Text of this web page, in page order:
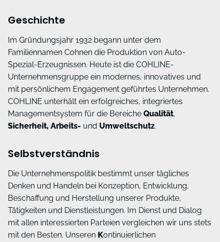
Geschichte
Im Gründungsjahr 1932 begann unter dem
Familiennamen Cohnen die Produktion von Auto-
Spezial-Erzeugnissen. Heute ist die COHLINE-
Unternehmensgruppe ein modernes, innovatives und
mit persönlichem Engagement geführtes Unternehmen.
COHLINE unterhält ein erfolgreiches, integriertes
Managementsystem für die Bereiche Qualität,
Sicherheit, Arbeits- und Umweltschutz.
Selbstverständnis
Die Unternehmenspolitik bestimmt unser tägliches
Denken und Handeln bei Konzeption, Entwicklung,
Beschaffung und Herstellung unserer Produkte,
Tätigkeiten und Dienstleistungen. Im Dienst und Dialog
mit allen interessierten Parteien vergleichen wir uns stets
mit den Besten. Unseren Kontinuierlichen